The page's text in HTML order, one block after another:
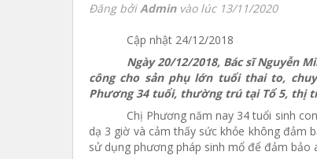
Đăng bởiAdminvào lúc 13/11/2020
Cập nhật 24/12/2018
Ngày 20/12/2018, Bác sĩ Nguyễn
công cho sản phụ lớn tuổi thai to,
Phương 34 tuổi, thường trú tại Tổ 5, thị
Chị Phương năm nay 34 tuổi sinh
dạ 3 giờ và cảm thấy sức khỏe không đảm
sử dụng phương pháp sinh mổ để đảm bảo